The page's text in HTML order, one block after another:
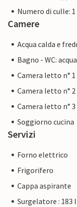
Numero di culle: 1
Camere
Acqua calda e
Bagno - WC:
Camera letto n°
Camera letto n°
Camera letto n°
Soggiorno cucina
Servizi
Forno elettrico
Frigorifero
Cappa aspirante
Surgelatore : 183